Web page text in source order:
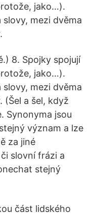
jako…).
mezi dvěma
8. Spojky spojují
jako…).
mezi dvěma
(Šel a šel, když
Synonyma jsou
význam a lze
za jiné
slovní frázi a
stejný
část lidského